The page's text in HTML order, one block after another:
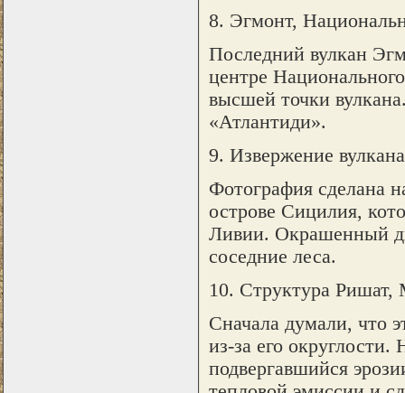
8. Эгмонт,
Последний вулкан
центре
высшей точки
«Атлантиди».
9. Извержение
Фотография сделана
острове Сицилия,
Ливии. Окрашенный
соседние леса.
10. Структура Ришат,
Сначала думали, что
из-за его
подвергавшийся